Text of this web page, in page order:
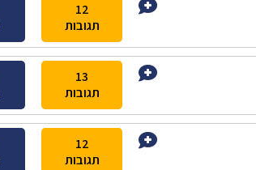
12
תגובות
13
תגובות
12
תגובות